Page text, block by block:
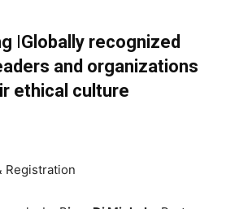
IGlobally recognized
and organizations
ethical culture
Registration